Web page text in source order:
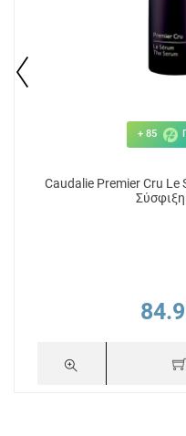
+ 85
Caudalie Premier Cru